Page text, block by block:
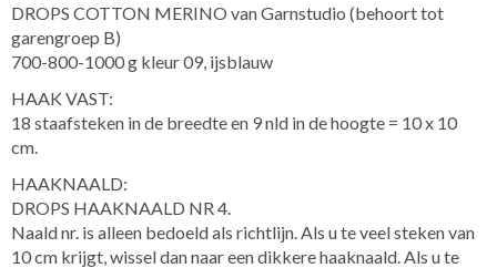
DROPS COTTON MERINO van Garnstudio (behoort tot
garengroep B)
700-800-1000 g kleur 09, ijsblauw
HAAK VAST:
18 staafsteken in de breedte en 9 nld in de hoogte = 10 x 10
cm.
HAAKNAALD:
DROPS HAAKNAALD NR 4.
Naald nr. is alleen bedoeld als richtlijn. Als u te veel steken van
10 cm krijgt, wissel dan naar een dikkere haaknaald. Als u te